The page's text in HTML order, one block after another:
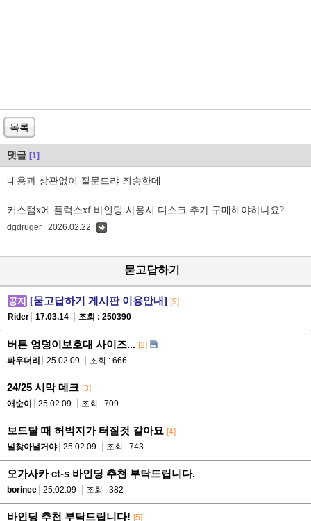
목록
댓글 [1]
내용과 상관없이 질문드랴 죄송한데
커스텀x에 플럭스xf 바인딩 사용시 디스크 추가 구매해야하나요?
dgdruger 2026.02.22
묻고답하기
공지 [묻고답하기 게시판 이용안내] [9]
Rider
17.03.14 조회 : 250390
버튼 엉덩이보호대 사이즈... [2]
파우더리
25.02.09 조회 : 666
24/25 시막 데크 [3]
애순이
25.02.09 조회 : 709
보드탈 때 허벅지가 터질것 같아요 [4]
널찾아낼거야
25.02.09 조회 : 743
오가사카 ct-s 바인딩 추천 부탁드립니다.
borinee 25.02.09 조회 : 382
바인딩 추천 부탁드립니다! [5]